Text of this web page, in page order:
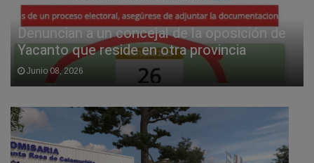
Denuncian a un concejal de la oposición de
Yacanto que reside en otra provincia
Junio 08, 2026